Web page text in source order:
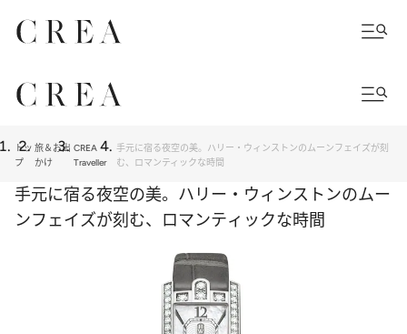
トッ
プ
旅＆お出
かけ
CREA
Traveller
手元に宿る夜空の美。ハリー・ウィンストンのムーンフェイズが刻
む、ロマンティックな時間
手元に宿る夜空の美。ハリー・ウィンストンのムー
ンフェイズが刻む、ロマンティックな時間